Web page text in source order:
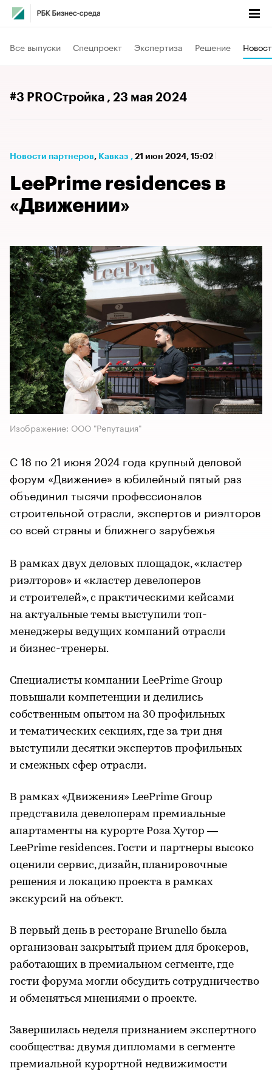
Все выпуски Спецпроект Экспертиза Решение
#3 PROСтройка , 23 мая 2024
Новости партнеров⁠, Кавказ , 21 июн 2024, 15:02
LeePrime residences в
«Движении»
Изображение: ООО "Репутация"
С 18 по 21 июня 2024 года крупный деловой
форум «Движение» в юбилейный пятый раз
объединил тысячи профессионалов
строительной отрасли, экспертов и риэлторов
со всей страны и ближнего зарубежья
В рамках двух деловых площадок, «кластер
риэлторов» и «кластер девелоперов
и строителей», с практическими кейсами
на актуальные темы выступили топ-
менеджеры ведущих компаний отрасли
и бизнес-тренеры.
Специалисты компании LeePrime Group
повышали компетенции и делились
собственным опытом на 30 профильных
и тематических секциях, где за три дня
выступили десятки экспертов профильных
и смежных сфер отрасли.
В рамках «Движения» LeePrime Group
представила девелоперам премиальные
апартаменты на курорте Роза Хутор —
LeePrime residences. Гости и партнеры высоко
оценили сервис, дизайн, планировочные
решения и локацию проекта в рамках
экскурсий на объект.
В первый день в ресторане Brunello была
организован закрытый прием для брокеров,
работающих в премиальном сегменте, где
гости форума могли обсудить сотрудничество
и обменяться мнениями о проекте.
Завершилась неделя признанием экспертного
сообщества: двумя дипломами в сегменте
премиальной курортной недвижимости